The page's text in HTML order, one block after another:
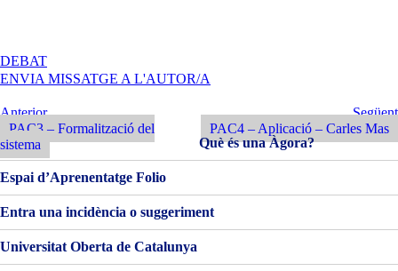
DEBATA
PAC3
DEL
SISTEMA
ENVIA MISSATGE A L'AUTOR/A
Navegació
d'entrades
Entrada
Anterior
Anterior
PAC3 – Formalització del
sistema
Següent
Entrada
Següent
PAC4 – Aplicació – Carles Mas
Què és una Àgora?
Espai d’Aprenentatge Folio
Entra una incidència o suggeriment
Universitat Oberta de Catalunya